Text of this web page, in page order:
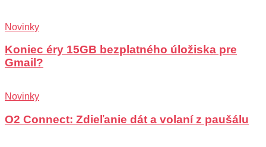
Novinky
Koniec éry 15GB bezplatného úložiska pre
Gmail?
Novinky
O2 Connect: Zdieľanie dát a volaní z paušálu